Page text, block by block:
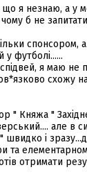
я незнаю, а у
б не
спонсором,
у футболі......
я маю не
схожу
" Княжа "
але в
швидко і
та
отримати